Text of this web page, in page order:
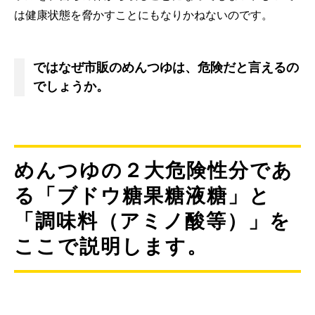
は健康状態を脅かすことにもなりかねないのです。
ではなぜ市販のめんつゆは、危険だと言えるの
でしょうか。
めんつゆの２大危険性分であ
る「ブドウ糖果糖液糖」と
「調味料（アミノ酸等）」を
ここで説明します。